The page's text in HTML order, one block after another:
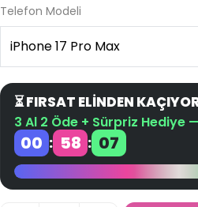
Telefon Modeli
⏳ FIRSAT ELİNDEN
3 Al 2 Öde + Sürpriz Hediye
00 : 58 : 06